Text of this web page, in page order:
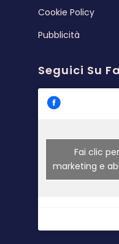
Cookie Policy
Pubblicità
Seguici Su
Fai clic
marketing e